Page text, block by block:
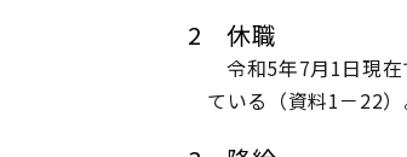
2 休職
令和5年7月1日現
ている（資料1－22）